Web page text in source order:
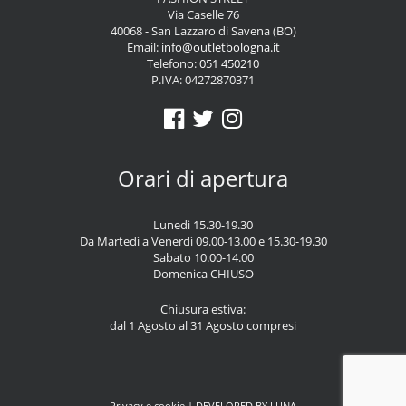
Via Caselle 76
40068 - San Lazzaro di Savena (BO)
Email: info@outletbologna.it
Telefono:051 450210
P.IVA: 04272870371
Orari di apertura
Lunedì 15.30-19.30
Da Martedì a Venerdì 09.00-13.00 e 15.30-19.30
Sabato 10.00-14.00
Domenica CHIUSO
Chiusura estiva:
dal 1 Agosto al 31 Agosto compresi